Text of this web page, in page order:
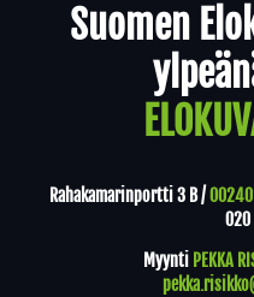
Suomen
Rahakamarinportti 3 B /00240
020
Myynti PEKKA